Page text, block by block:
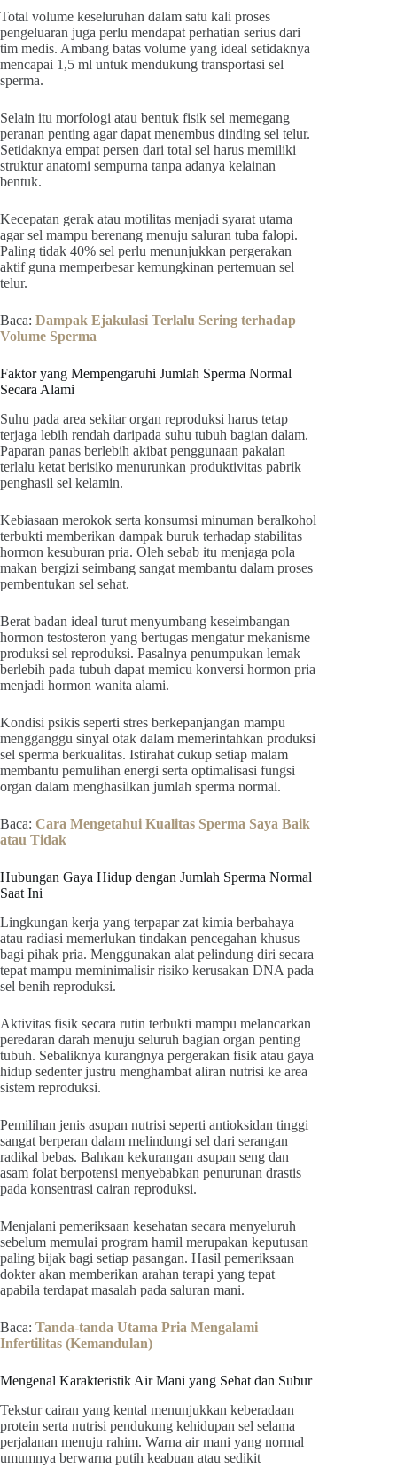
Total volume keseluruhan dalam satu kali proses
pengeluaran juga perlu mendapat perhatian serius dari
tim medis. Ambang batas volume yang ideal setidaknya
mencapai 1,5 ml untuk mendukung transportasi sel
sperma.
Selain itu morfologi atau bentuk fisik sel memegang
peranan penting agar dapat menembus dinding sel telur.
Setidaknya empat persen dari total sel harus memiliki
struktur anatomi sempurna tanpa adanya kelainan
bentuk.
Kecepatan gerak atau motilitas menjadi syarat utama
agar sel mampu berenang menuju saluran tuba falopi.
Paling tidak 40% sel perlu menunjukkan pergerakan
aktif guna memperbesar kemungkinan pertemuan sel
telur.
Baca: Dampak Ejakulasi Terlalu Sering terhadap
Volume Sperma
Faktor yang Mempengaruhi Jumlah Sperma Normal
Secara Alami
Suhu pada area sekitar organ reproduksi harus tetap
terjaga lebih rendah daripada suhu tubuh bagian dalam.
Paparan panas berlebih akibat penggunaan pakaian
terlalu ketat berisiko menurunkan produktivitas pabrik
penghasil sel kelamin.
Kebiasaan merokok serta konsumsi minuman beralkohol
terbukti memberikan dampak buruk terhadap stabilitas
hormon kesuburan pria. Oleh sebab itu menjaga pola
makan bergizi seimbang sangat membantu dalam proses
pembentukan sel sehat.
Berat badan ideal turut menyumbang keseimbangan
hormon testosteron yang bertugas mengatur mekanisme
produksi sel reproduksi. Pasalnya penumpukan lemak
berlebih pada tubuh dapat memicu konversi hormon pria
menjadi hormon wanita alami.
Kondisi psikis seperti stres berkepanjangan mampu
mengganggu sinyal otak dalam memerintahkan produksi
sel sperma berkualitas. Istirahat cukup setiap malam
membantu pemulihan energi serta optimalisasi fungsi
organ dalam menghasilkan jumlah sperma normal.
Baca: Cara Mengetahui Kualitas Sperma Saya Baik
atau Tidak
Hubungan Gaya Hidup dengan Jumlah Sperma Normal
Saat Ini
Lingkungan kerja yang terpapar zat kimia berbahaya
atau radiasi memerlukan tindakan pencegahan khusus
bagi pihak pria. Menggunakan alat pelindung diri secara
tepat mampu meminimalisir risiko kerusakan DNA pada
sel benih reproduksi.
Aktivitas fisik secara rutin terbukti mampu melancarkan
peredaran darah menuju seluruh bagian organ penting
tubuh. Sebaliknya kurangnya pergerakan fisik atau gaya
hidup sedenter justru menghambat aliran nutrisi ke area
sistem reproduksi.
Pemilihan jenis asupan nutrisi seperti antioksidan tinggi
sangat berperan dalam melindungi sel dari serangan
radikal bebas. Bahkan kekurangan asupan seng dan
asam folat berpotensi menyebabkan penurunan drastis
pada konsentrasi cairan reproduksi.
Menjalani pemeriksaan kesehatan secara menyeluruh
sebelum memulai program hamil merupakan keputusan
paling bijak bagi setiap pasangan. Hasil pemeriksaan
dokter akan memberikan arahan terapi yang tepat
apabila terdapat masalah pada saluran mani.
Baca: Tanda-tanda Utama Pria Mengalami
Infertilitas (Kemandulan)
Mengenal Karakteristik Air Mani yang Sehat dan Subur
Tekstur cairan yang kental menunjukkan keberadaan
protein serta nutrisi pendukung kehidupan sel selama
perjalanan menuju rahim. Warna air mani yang normal
umumnya berwarna putih keabuan atau sedikit